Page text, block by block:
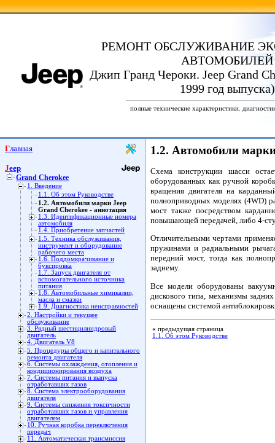
РЕМОНТ ОБСЛУЖИВАНИЕ
АВТОМОБИЛЕЙ
Джип Гранд Чероки. Jeep Grand
1999 год выпуска)
полные технические характеристики.
Главная
Jeep
Grand Cherokee
1. Введение
1.1. Об этом Руководстве
1.2. Автомобили марки Jeep
Grand Cherokee - аннотация
1.3. Идентификационные номера
автомобиля
1.4. Приобретение запчастей
1.5. Техника обслуживания,
инструмент и оборудование
рабочего места
1.6. Поддомкрачивание и
буксировка
1.7. Запуск двигателя от
вспомогательного источника
питания
1.8. Автомобильные химикалии,
масла и смазки
1.9. Диагностика неисправностей
2. Настройки и текущее
обслуживание
3. Рядный шестицилиндровый
двигатель
4. Двигатель V8
5. Процедуры общего и капитального
ремонта двигателя
6. Системы охлаждения, отопления и
кондиционирования воздуха
7. Системы питания и выпуска
отработавших газов
8. Система электрооборудования
двигателя
9. Системы снижения токсичности
отработавших газов и управления
двигателем
10. Ручная коробка переключения
передач
11. Автоматическая трансмиссия
1.2. Автомобили
Схема конструкции шасси
оборудованных как ручной
вращения двигателя на
полноприводных моделях (4WD)
мост также посредством
повышающей передачей, либо 4-
Отличительными чертами
пружинами и радиальными
передний мост, тогда как
заднему.
Все модели оборудованы
дискового типа, механизмы
оснащены системой
« предыдущая страница
1.1. Об этом Руководстве